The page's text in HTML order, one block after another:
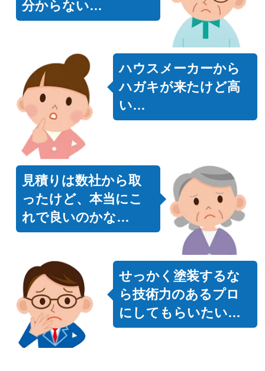
分からない…
ハウスメーカーから
ハガキが来たけど高
い…
見積りは数社から取
ったけど、本当にこ
れで良いのかな…
せっかく塗装するな
ら技術力のあるプロ
にしてもらいたい…